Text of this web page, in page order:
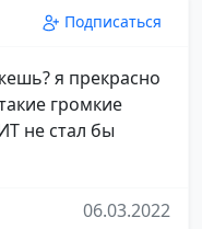
Подписаться
я прекрасно
громкие
не стал бы
06.03.2022